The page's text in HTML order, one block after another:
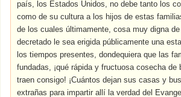
país, los Estados Unidos, no debe tanto los
como de su cultura a los hijos de estas
de los cuales últimamente, cosa muy digna
decretado le sea erigida públicamente una
los tiempos presentes, dondequiera que las
fundadas, ¡qué rápida y fructuosa cosecha de
traen consigo! ¡Cuántos dejan sus casas y
extrañas para impartir allí la verdad del